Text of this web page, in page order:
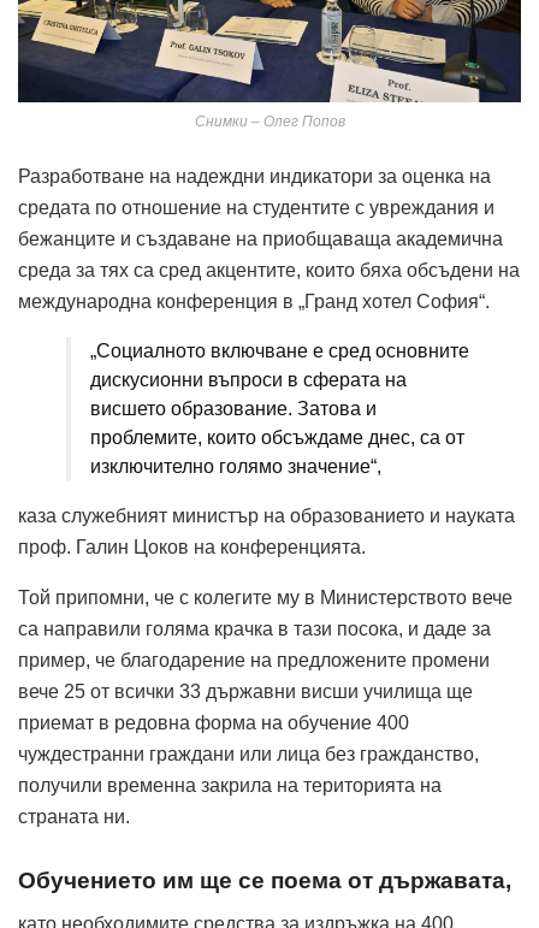
Снимки – Олег Попов
Разработване на надеждни индикатори за оценка на
средата по отношение на студентите с увреждания и
бежанците и създаване на приобщаваща академична
среда за тях са сред акцентите, които бяха обсъдени на
международна конференция в „Гранд хотел София“.
„Социалното включване е сред основните
дискусионни въпроси в сферата на
висшето образование. Затова и
проблемите, които обсъждаме днес, са от
изключително голямо значение“,
каза служебният министър на образованието и науката
проф. Галин Цоков на конференцията.
Той припомни, че с колегите му в Министерството вече
са направили голяма крачка в тази посока, и даде за
пример, че благодарение на предложените промени
вече 25 от всички 33 държавни висши училища ще
приемат в редовна форма на обучение 400
чуждестранни граждани или лица без гражданство,
получили временна закрила на територията на
страната ни.
Обучението им ще се поема от държавата,